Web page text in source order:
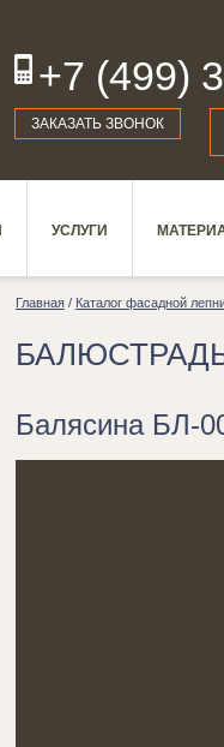
+7 (499)
19
ЗАКАЗАТЬ ЗВОНОК
УСЛУГИ
Главная/ Каталог фасадной
Балясина БЛ-